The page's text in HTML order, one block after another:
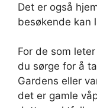
Det er også
besøkende kan
For de som
du sørge for å
Gardens eller
det er gamle